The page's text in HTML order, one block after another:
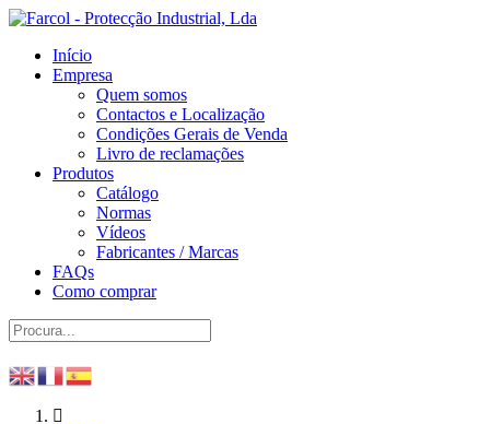
Início
Empresa
Quem somos
Contactos e Localização
Condições Gerais de Venda
Livro de reclamações
Produtos
Catálogo
Normas
Vídeos
Fabricantes / Marcas
FAQs
Como comprar